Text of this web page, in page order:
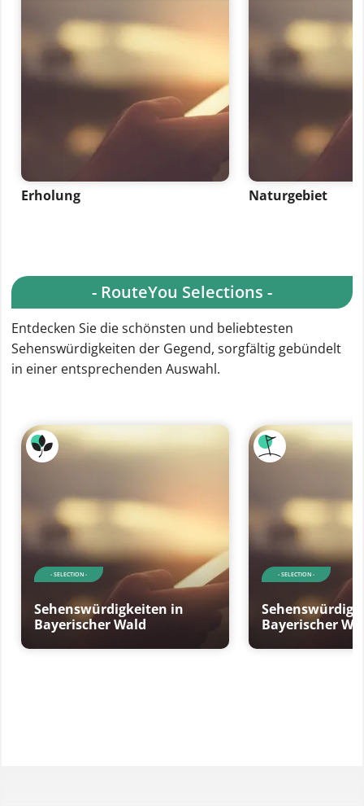
Erholung Naturgebiet
- RouteYou Selections -
Entdecken Sie die schönsten und beliebtesten
Sehenswürdigkeiten der Gegend, sorgfältig gebündelt
in einer entsprechenden Auswahl.
- SELECTION -
Sehenswürdigkeiten in
Bayerischer Wald
- SELECTION -
Bayerischer